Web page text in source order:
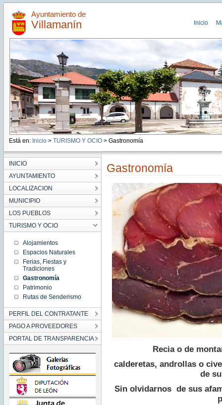
Ayuntamiento de
Villamanín Inicio
Está en: Inicio > TURISMO Y OCIO> Gastronomía
INICIO
AYUNTAMIENTO
LOCALIZACION
MUNICIPIO
LOS PUEBLOS
TURISMO Y OCIO
Alojamientos
Espacios Naturales
Ferias, Fiestas y
Tradiciones
Gastronomía
Patrimonio
Rutas de Senderismo
PERFIL DEL CONTRATANTE
PAGO A PROVEEDORES
PORTAL DE TRANSPARENCIA
Gastronomía
Recia o de
calderetas, androllas o
de
Sin olvidarnos de sus